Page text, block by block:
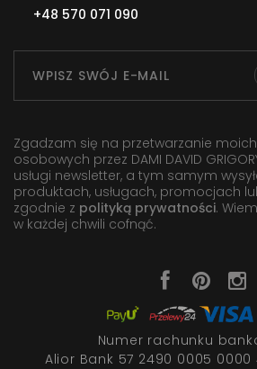
+48 570 071 090
Zgadzam się na przetwarzanie
osobowych przez DAMI DAVID
usługi newsletter, a tym samym
produktach, usługach, promocjach
zgodnie z polityką prywatności.
w każdej chwili cofnąć.
Numer rachunku
Alior Bank 57 2490 0005 0000